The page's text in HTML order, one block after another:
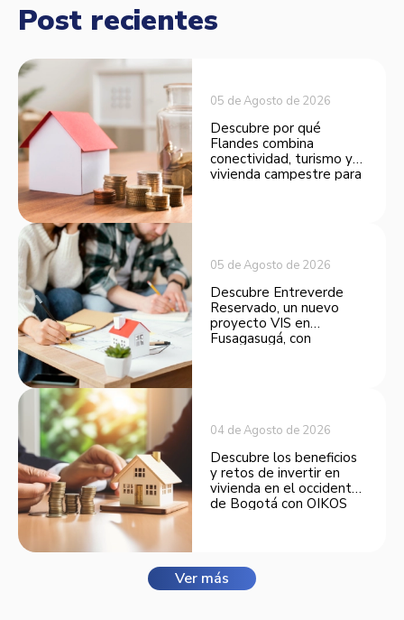
Post recientes
05 de Agosto de 2026
Descubre por qué
Flandes combina
conectividad, turismo y
vivienda campestre para
05 de Agosto de 2026
Descubre Entreverde
Reservado, un nuevo
proyecto VIS en
Fusagasugá, con
04 de Agosto de 2026
Descubre los beneficios
y retos de invertir en
vivienda en el occidente
de Bogotá con OIKOS
Ver más